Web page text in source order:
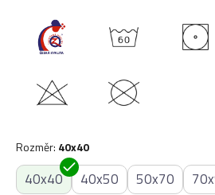
Rozměr: 40x40
40x40 40x50 50x70